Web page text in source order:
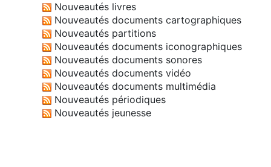
Nouveautés livres
Nouveautés documents cartographiques
Nouveautés partitions
Nouveautés documents iconographiques
Nouveautés documents sonores
Nouveautés documents vidéo
Nouveautés documents multimédia
Nouveautés périodiques
Nouveautés jeunesse